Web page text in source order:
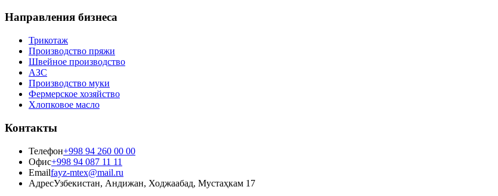
Направления бизнеса
Трикотаж
Производство пряжи
Швейное производство
АЗС
Производство муки
Фермерское хозяйство
Хлопковое масло
Контакты
Телефон+998 94 260 00 00
Офис+998 94 087 11 11
Emailfayz-mtex@mail.ru
АдресУзбекистан, Андижан, Ходжаабад, Мустаҳкам 17